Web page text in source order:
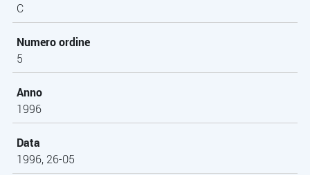
C
Numero ordine
5
Anno
1996
Data
1996, 26-05